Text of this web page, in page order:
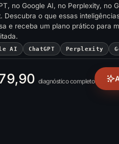
no Google AI, no Perplexity, no
Descubra o que essas
e receba um plano prático para
AI ChatGPT Perplexity
diagnóstico completo